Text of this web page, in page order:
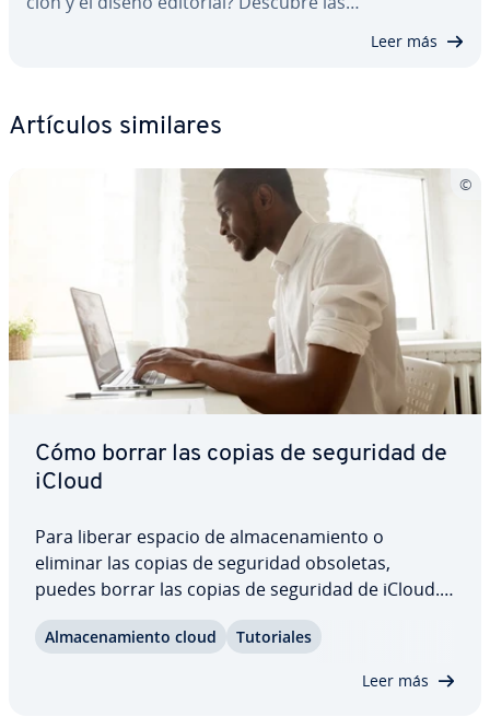
Leer más
Artículos similares
Cómo borrar las copias de seguridad de
iCloud
Para liberar espacio de al­ma­ce­na­mie­n­to o
eliminar las copias de seguridad obsoletas,
puedes borrar las copias de seguridad de iCloud.
seguridad antiguas en iCloud con el iPhone o con
Al­ma­ce­na­mie­n­to cloud Tu­to­ria­les
Leer más